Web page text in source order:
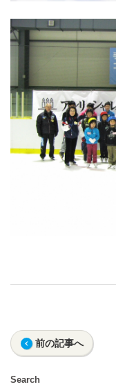
前の記事へ
Search